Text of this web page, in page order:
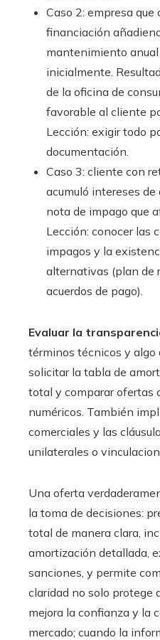
Caso 2: empresa
financiación
mantenimiento
inicialmente.
de la oficina de
favorable al cliente
Lección: exigir todo
documentación.
Caso 3: cliente con
acumuló intereses
nota de impago que
Lección: conocer las
impagos y la
alternativas (plan de
acuerdos de pago).
Evaluar la
términos técnicos y algo
solicitar la tabla de
total y comparar ofertas
numéricos. También
comerciales y las
unilaterales o
Una oferta
la toma de decisiones:
total de manera clara,
amortización detallada,
sanciones, y permite
claridad no solo protege
mejora la confianza y la
mercado; cuando la